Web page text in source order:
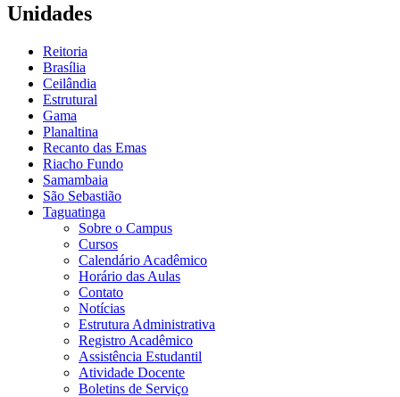
Unidades
Reitoria
Brasília
Ceilândia
Estrutural
Gama
Planaltina
Recanto das Emas
Riacho Fundo
Samambaia
São Sebastião
Taguatinga
Sobre o Campus
Cursos
Calendário Acadêmico
Horário das Aulas
Contato
Notícias
Estrutura Administrativa
Registro Acadêmico
Assistência Estudantil
Atividade Docente
Boletins de Serviço